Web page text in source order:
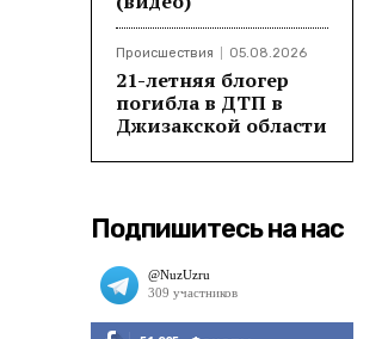
Происшествия 05.08.2026
21-летняя блогер
погибла в ДТП в
Джизакской области
Подпишитесь на нас